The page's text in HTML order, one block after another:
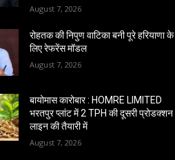
August 7, 2026
रोहतक की निपुण वाटिका बनी पूरे हरियाणा के
लिए रेफरेंस मॉडल
August 7, 2026
बायोमास कारोबार : HOMRE LIMITED
भरतपुर प्लांट में 2 TPH की दूसरी प्रोडक्शन
लाइन की तैयारी में
August 7, 2026